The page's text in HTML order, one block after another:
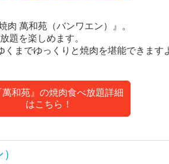
肉 萬和苑（バンワエン）』。
題を楽しめます。
までゆっくりと焼肉を堪能できます
萬和苑』の焼肉食べ放題詳細
はこちら！